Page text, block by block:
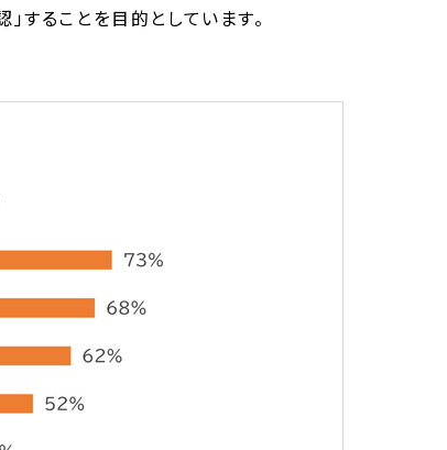
することを目的としています。